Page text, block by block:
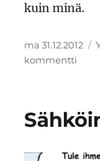
kuin minä.
Julkaistu
ma 31.12.2012
kommentti